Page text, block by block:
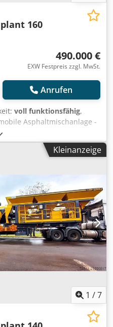
160
490.000 €
EXW Festpreis zzgl. MwSt.
Anrufen
voll funktionsfähig,
Asphaltmischanlage -
h - Kaltzuführung: 4 x 7.5
Antsk - Trockentrommel -
der LKW mit 1m³
415 m² - Mischer:
beheizter Schrank mit
- Kontrollraum mit
manuellem Mischpult -
l Bitumen / 20.000 l
Kleinanzeige
1 /7